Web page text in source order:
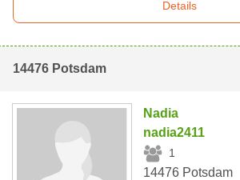
Details
14476 Potsdam
Nadia
nadia2411
1
14476 Potsdam